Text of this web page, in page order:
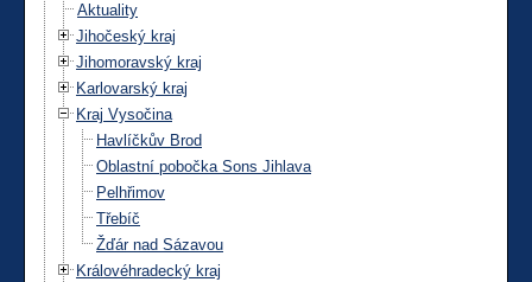
Aktuality
Jihočeský kraj
Jihomoravský kraj
Karlovarský kraj
Kraj Vysočina
Havlíčkův Brod
Oblastní pobočka Sons Jihlava
Pelhřimov
Třebíč
Žďár nad Sázavou
Královéhradecký kraj